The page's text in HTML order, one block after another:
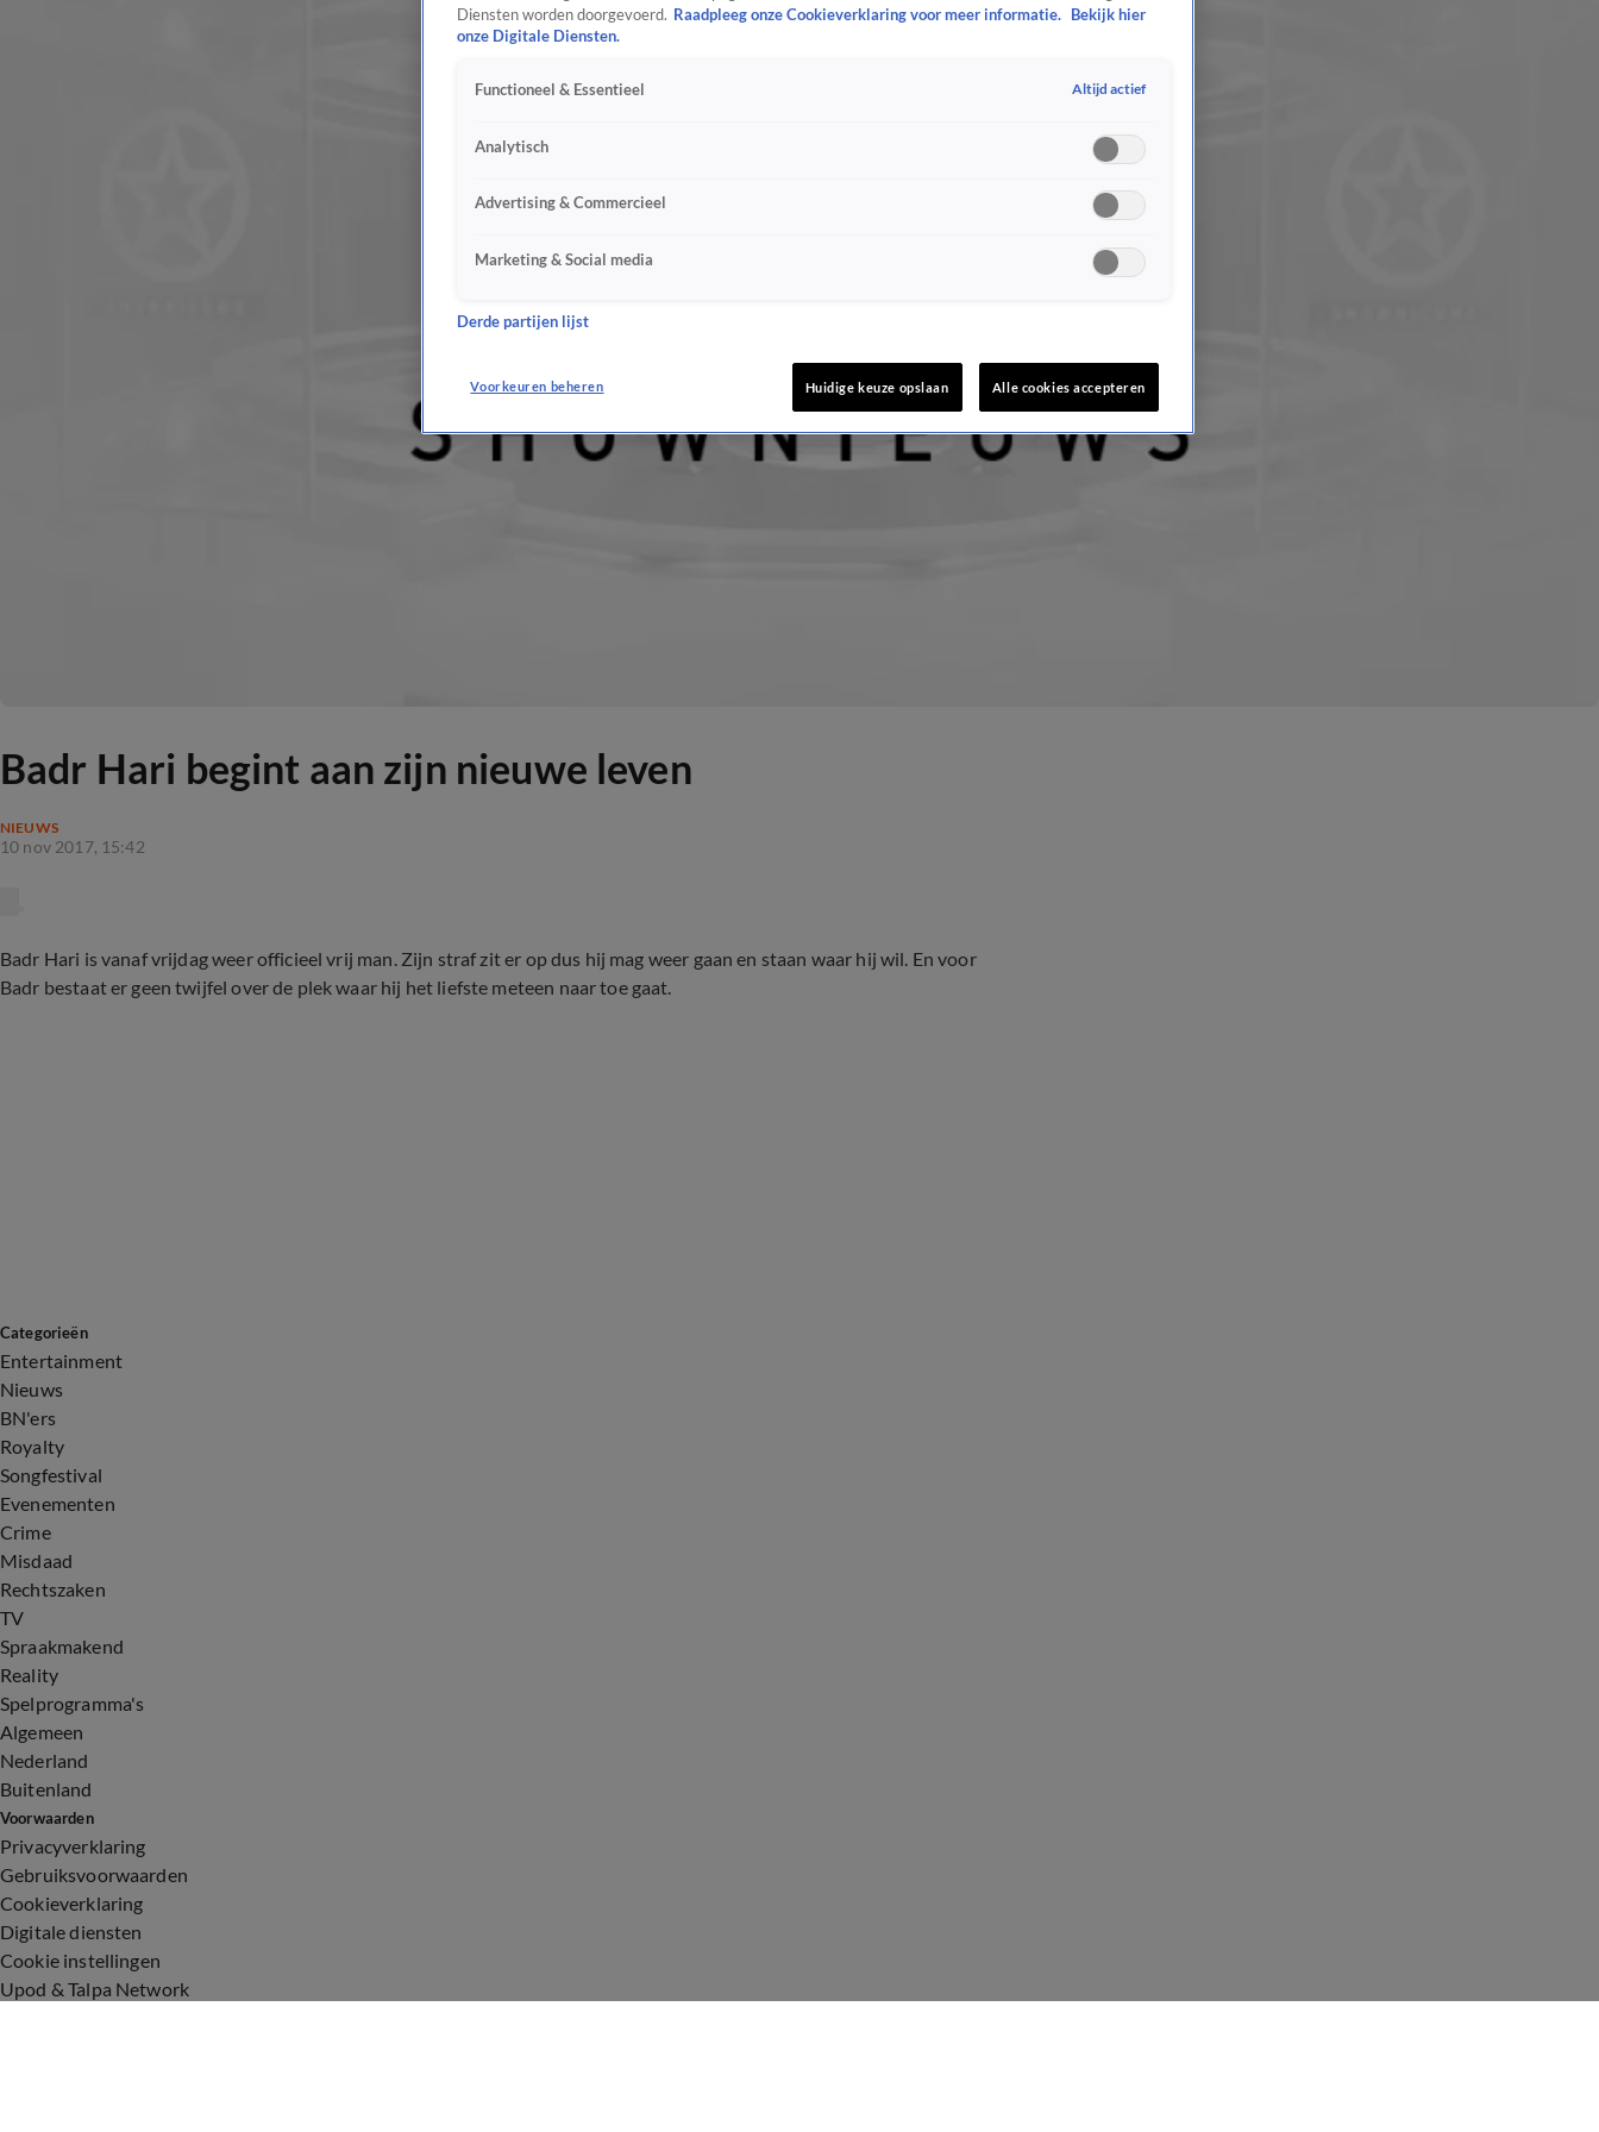
Badr Hari begint aan zijn nieuwe leven
NIEUWS
10 nov 2017, 15:42
Badr Hari is vanaf vrijdag weer officieel vrij man. Zijn straf zit er op dus hij mag weer gaan en staan waar hij wil. En voor
Badr bestaat er geen twijfel over de plek waar hij het liefste meteen naar toe gaat.
Categorieën
Entertainment
Nieuws
BN'ers
Royalty
Songfestival
Evenementen
Crime
Misdaad
Rechtszaken
TV
Spraakmakend
Reality
Spelprogramma's
Algemeen
Nederland
Buitenland
Voorwaarden
Privacyverklaring
Gebruiksvoorwaarden
Cookieverklaring
Digitale diensten
Cookie instellingen
Upod & Talpa Network
Diensten worden doorgevoerd. Raadpleeg onze Cookieverklaring voor meer informatie.
Bekijk hier
onze Digitale Diensten.
Functioneel & Essentieel Altijd actief
Analytisch
Advertising & Commercieel
Marketing & Social media
Derde partijen lijst
Voorkeuren beheren Huidige keuze opslaan Alle cookies accepteren